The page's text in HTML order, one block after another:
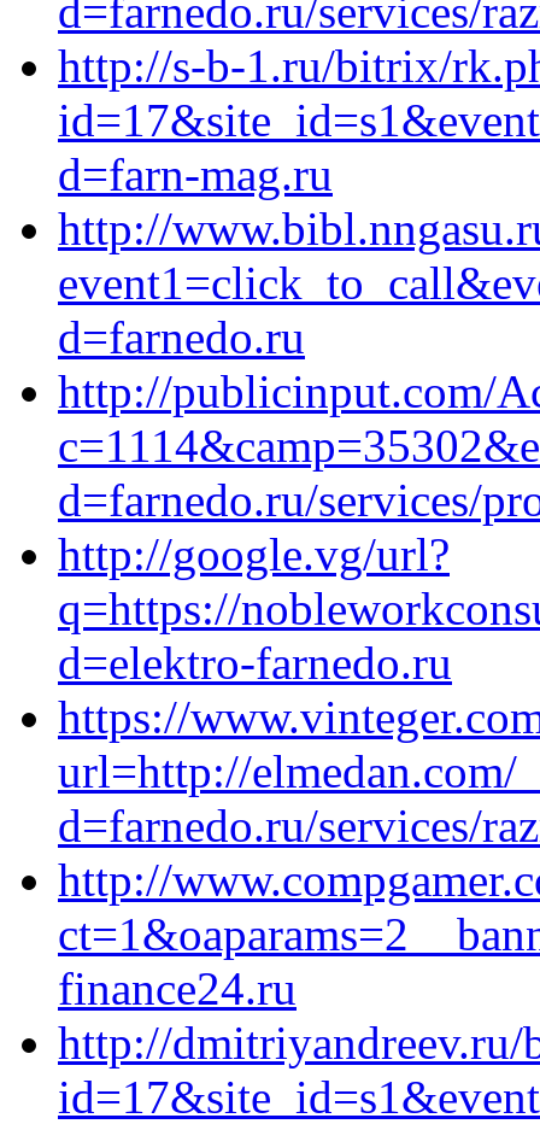
d=farnedo.ru/services/
http://s-b-1.ru/bitrix/
d=farn-mag.ru
http://
d=farnedo.ru
http://publicinput.com/
d=farnedo.ru/services/
http://google.vg/url?
q=https://
d=elektro-farnedo.ru
https://
url=http://elmedan.com/
d=farnedo.ru/services/
http://
finance24.ru
http://